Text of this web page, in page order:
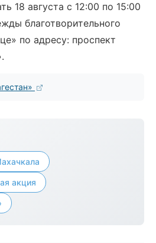
18 августа с 12:00 по 15:00
благотворительного
по адресу: проспект
акция